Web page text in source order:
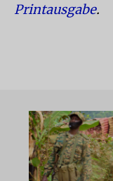
Printausgabe.